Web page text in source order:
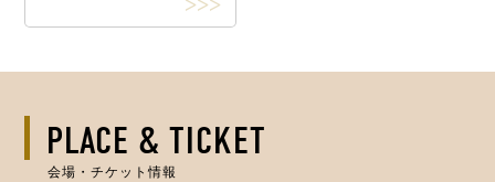
PLACE & TICKET
会場・チケット情報